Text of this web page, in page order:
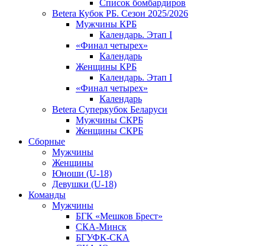
Список бомбардиров
Betera Кубок РБ. Сезон 2025/2026
Мужчины КРБ
Календарь. Этап I
«Финал четырех»
Календарь
Женщины КРБ
Календарь. Этап I
«Финал четырех»
Календарь
Betera Суперкубок Беларуси
Мужчины СКРБ
Женщины СКРБ
Сборные
Мужчины
Женщины
Юноши (U-18)
Девушки (U-18)
Команды
Мужчины
БГК «Мешков Брест»
СКА-Минск
БГУФК-СКА